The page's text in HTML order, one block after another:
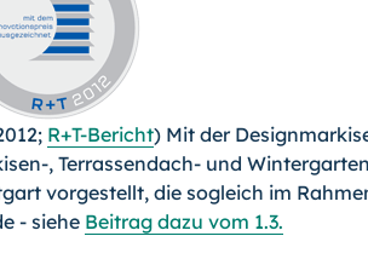
R+T-Bericht) Mit der
, Terrassendach- und
vorgestellt, die sogleich im
- siehe Beitrag dazu vom 1.3.